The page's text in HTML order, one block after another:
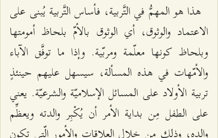
هذا هو المهمُّ في التَّربية، فأساس التَّربية يُبنى على
الاعتماد والوثوق، أي الوثوق بالأمّ بلحاظ أمومتها
وبلحاظ كونها معلّمة ومربّية. وإذا ما توفَّق الآباء
والأمّهات في هذه المسألة، سيسهل عليهم حينئذٍ
تربية الأولاد على المسائل الإسلاميّة والشرعيّة. يعني
على الطفل مِن بداية الأمر أن يُكْبِر والدته ويعظِّم
والده، وذلك مِن خلال العلاقات والأمور الّتي تكون